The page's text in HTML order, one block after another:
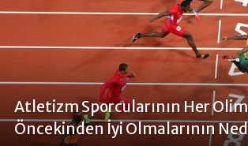
Atletizm Sporcularının Her
Öncekinden İyi Olmalarının